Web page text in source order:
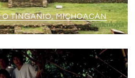
O TINGANIO, MICHOACÁN